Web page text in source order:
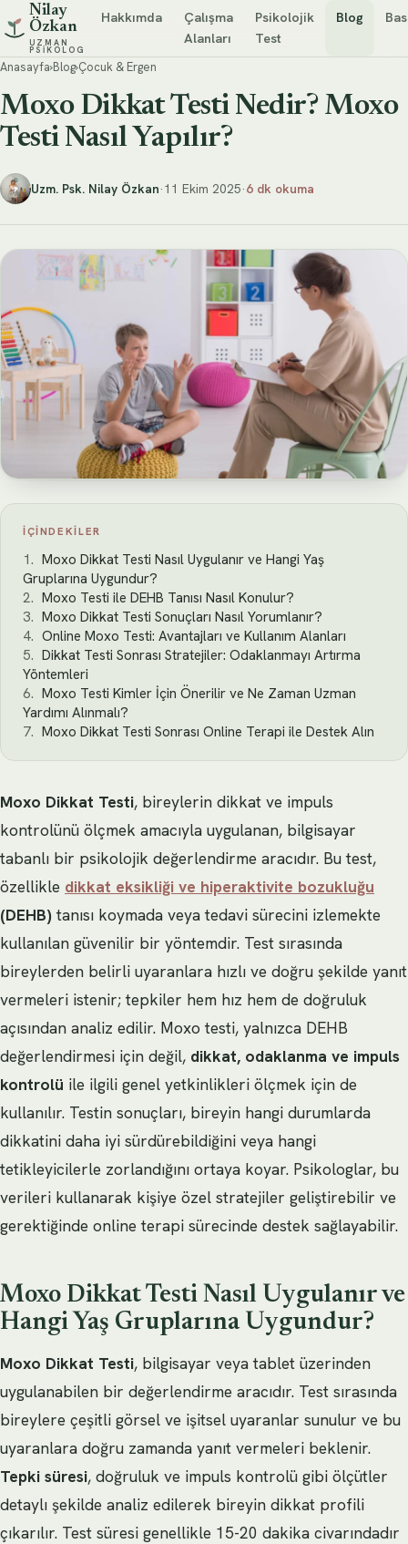
Nilay
Özkan
UZMAN
PSIKOLOG
Hakkımda
Çalışma
Alanları
Psikolojik
Test
Blog
Anasayfa›Blog›Çocuk & Ergen
Moxo Dikkat Testi Nedir? Moxo
Testi Nasıl Yapılır?
Uzm. Psk. Nilay Özkan·11 Ekim 2025·6 dk okuma
İÇINDEKILER
Moxo Dikkat Testi Nasıl Uygulanır ve Hangi Yaş
Gruplarına Uygundur?
Moxo Testi ile DEHB Tanısı Nasıl Konulur?
Moxo Dikkat Testi Sonuçları Nasıl Yorumlanır?
Online Moxo Testi: Avantajları ve Kullanım Alanları
Dikkat Testi Sonrası Stratejiler: Odaklanmayı Artırma
Yöntemleri
Moxo Testi Kimler İçin Önerilir ve Ne Zaman Uzman
Yardımı Alınmalı?
Moxo Dikkat Testi Sonrası Online Terapi ile Destek Alın
Moxo Dikkat Testi, bireylerin dikkat ve impuls
kontrolünü ölçmek amacıyla uygulanan, bilgisayar
tabanlı bir psikolojik değerlendirme aracıdır. Bu test,
özellikle dikkat eksikliği ve hiperaktivite bozukluğu
(DEHB) tanısı koymada veya tedavi sürecini izlemekte
kullanılan güvenilir bir yöntemdir. Test sırasında
bireylerden belirli uyaranlara hızlı ve doğru şekilde yanıt
vermeleri istenir; tepkiler hem hız hem de doğruluk
açısından analiz edilir. Moxo testi, yalnızca DEHB
değerlendirmesi için değil, dikkat, odaklanma ve impuls
kontrolü ile ilgili genel yetkinlikleri ölçmek için de
kullanılır. Testin sonuçları, bireyin hangi durumlarda
dikkatini daha iyi sürdürebildiğini veya hangi
tetikleyicilerle zorlandığını ortaya koyar. Psikologlar, bu
verileri kullanarak kişiye özel stratejiler geliştirebilir ve
gerektiğinde online terapi sürecinde destek sağlayabilir.
Moxo Dikkat Testi Nasıl Uygulanır ve
Hangi Yaş Gruplarına Uygundur?
Moxo Dikkat Testi, bilgisayar veya tablet üzerinden
uygulanabilen bir değerlendirme aracıdır. Test sırasında
bireylere çeşitli görsel ve işitsel uyaranlar sunulur ve bu
uyaranlara doğru zamanda yanıt vermeleri beklenir.
Tepki süresi, doğruluk ve impuls kontrolü gibi ölçütler
detaylı şekilde analiz edilerek bireyin dikkat profili
çıkarılır. Test süresi genellikle 15-20 dakika civarındadır